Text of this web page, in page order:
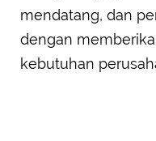
mendatang, dan
dengan
kebutuhan